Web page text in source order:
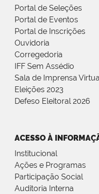
Portal de Seleções
Portal de Eventos
Portal de Inscrições
Ouvidoria
Corregedoria
IFF Sem Assédio
Sala de Imprensa
Eleições 2023
Defeso Eleitoral 2026
ACESSO À
Institucional
Ações e Programas
Participação Social
Auditoria Interna